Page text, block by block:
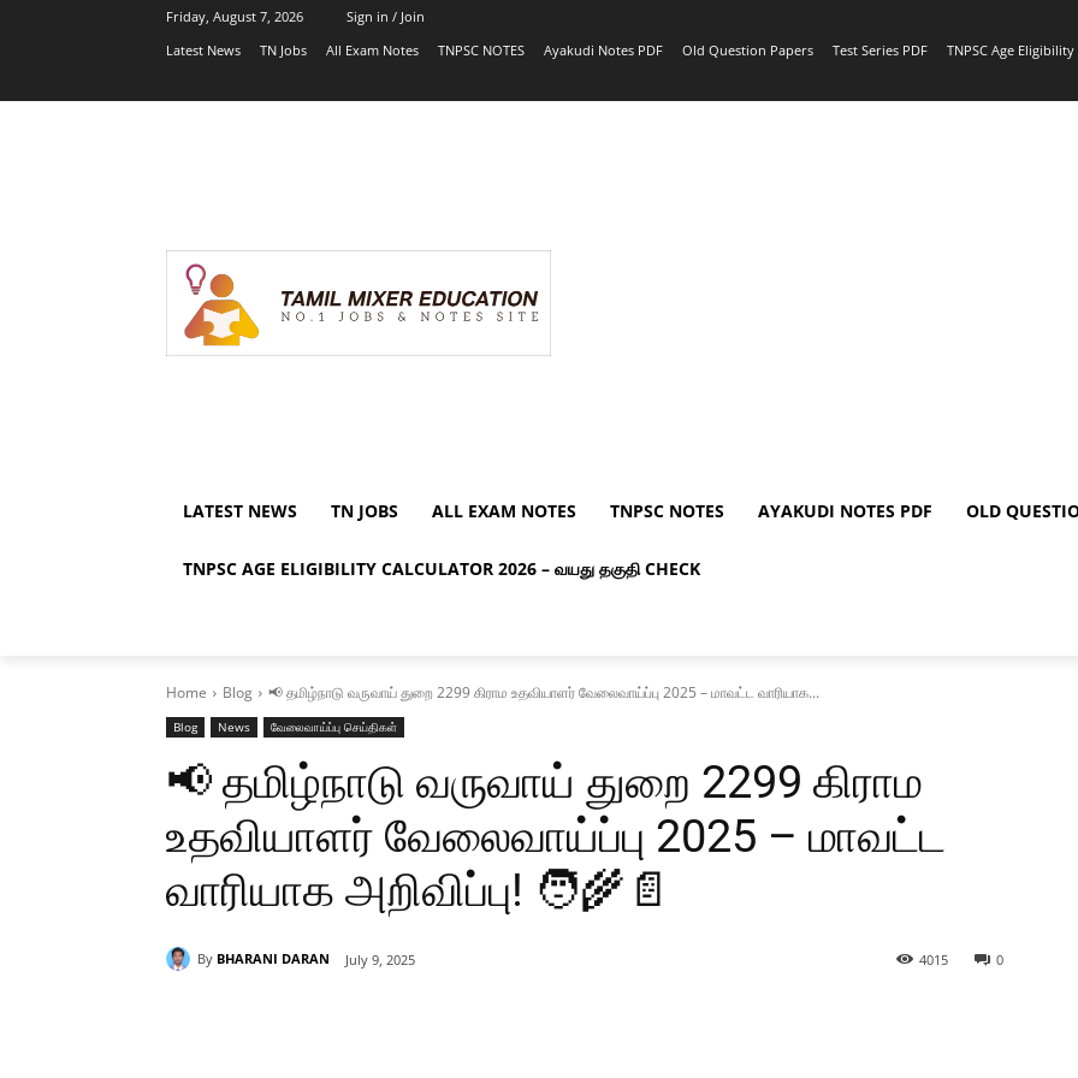
Friday, August 7, 2026
Sign in / Join
Latest News
TN Jobs All Exam Notes TNPSC NOTES Ayakudi Notes PDF Old Question Papers Test Series PDF TNPSC Age
LATEST NEWS TN JOBS ALL EXAM NOTES TNPSC NOTES AYAKUDI NOTES PDF OLD
TNPSC AGE ELIGIBILITY CALCULATOR 2026 – வயது தகுதி CHECK
Home Blog 📢 தமிழ்நாடு வருவாய் துறை 2299 கிராம உதவியாளர் வேலைவாய்ப்பு 2025 – மாவட்ட வாரியாக...
Blog News வேலைவாய்ப்பு செய்திகள்
📢 தமிழ்நாடு வருவாய் துறை 2299 கிராம
உதவியாளர் வேலைவாய்ப்பு 2025 – மாவட்ட
வாரியாக அறிவிப்பு! 🧑‍🌾📄
By BHARANI DARAN July 9, 2025 0
4015